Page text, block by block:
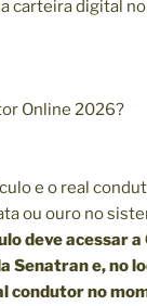
carteira digital
Online 2026?
e o real
ou ouro no
deve acessar a
Senatran e, no
condutor no